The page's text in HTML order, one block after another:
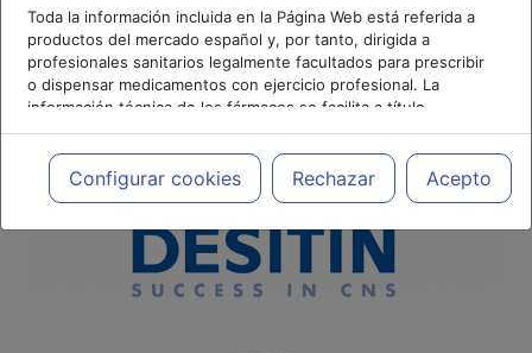
Toda la información incluida en la Página Web está referida a
productos del mercado español y, por tanto, dirigida a
profesionales sanitarios legalmente facultados para prescribir
o dispensar medicamentos con ejercicio profesional. La
información técnica de los fármacos se facilita a título
meramente informativo, siendo responsabilidad de los
profesionales facultados prescribir medicamentos y decidir, en
cada caso concreto, el tratamiento más adecuado a las
necesidades del paciente.
Configurar cookies Rechazar Acepto